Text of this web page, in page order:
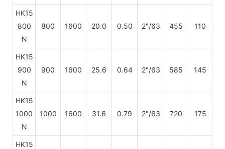
HK15
800
N
800 1600 20.0 0.50 2"/63 455 110
HK15
900
N
900 1600 25.6 0.64 2"/63 585 145
HK15
1000
N
1000 1600 31.6 0.79 2"/63 720 175
HK15